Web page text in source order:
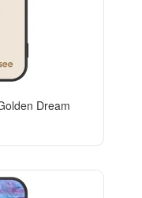
Dream